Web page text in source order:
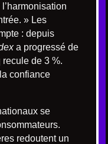
» Les
: depuis
a progressé de
de 3 %.
confiance
se
redoutent un